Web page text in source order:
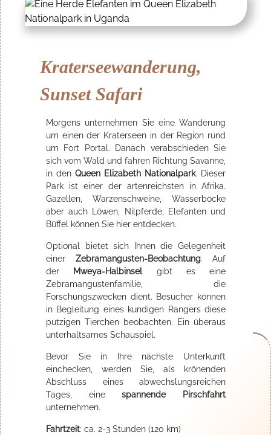
Kraterseewanderung,
Sunset Safari
Morgens unternehmen Sie eine Wanderung
um einen der Kraterseen in der Region rund
um Fort Portal. Danach verabschieden Sie
sich vom Wald und fahren Richtung Savanne,
in den Queen Elizabeth Nationalpark. Dieser
Park ist einer der artenreichsten in Afrika.
Gazellen, Warzenschweine, Wasserböcke
aber auch Löwen, Nilpferde, Elefanten und
Büffel können Sie hier entdecken.
Optional bietet sich Ihnen die Gelegenheit
einer Zebramangusten-Beobachtung. Auf
der
Mweya-Halbinselgibt es eine
Zebramangustenfamilie, die
Forschungszwecken dient. Besucher können
in Begleitung eines kundigen Rangers diese
putzigen Tierchen beobachten. Ein überaus
unterhaltsames Schauspiel.
Bevor Sie in Ihre nächste Unterkunft
einchecken, werden Sie, als krönenden
Abschluss eines abwechslungsreichen
Tages, einespannende Pirschfahrt
unternehmen.
Fahrtzeit: ca. 2-3 Stunden (120 km)